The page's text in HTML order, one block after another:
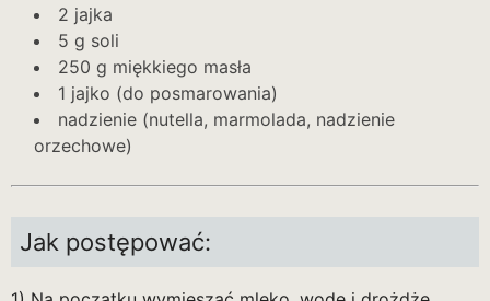
2 jajka
5 g soli
250 g miękkiego masła
1 jajko (do posmarowania)
nadzienie (nutella, marmolada, nadzienie
orzechowe)
Jak postępować: